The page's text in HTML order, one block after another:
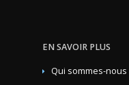
EN SAVOIR PLUS
Qui sommes-nous